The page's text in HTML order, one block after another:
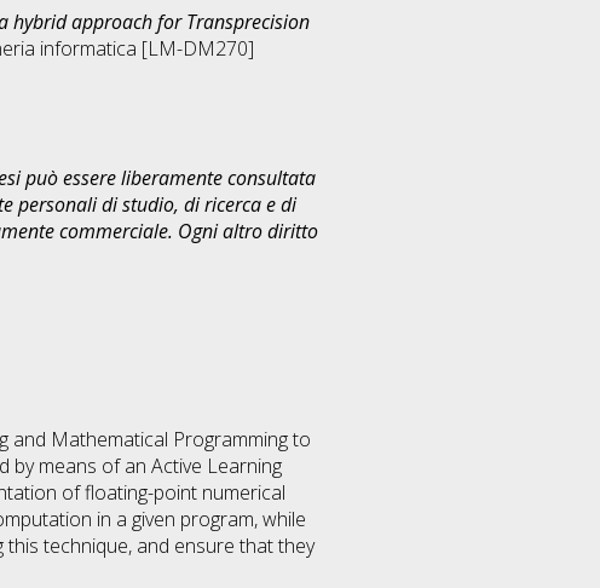
hybrid approach for Transprecision
informatica [LM-DM270]
può essere liberamente consultata
personali di studio, di ricerca e di
commerciale. Ogni altro diritto
and Mathematical Programming to
by means of an Active Learning
of floating-point numerical
in a given program, while
technique, and ensure that they